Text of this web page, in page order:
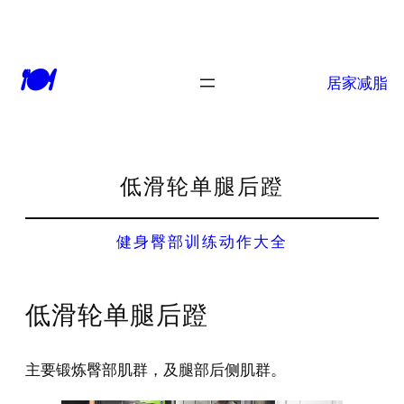
🍽 居家减脂
低滑轮单腿后蹬
健身臀部训练动作大全
低滑轮单腿后蹬
主要锻炼臀部肌群，及腿部后侧肌群。